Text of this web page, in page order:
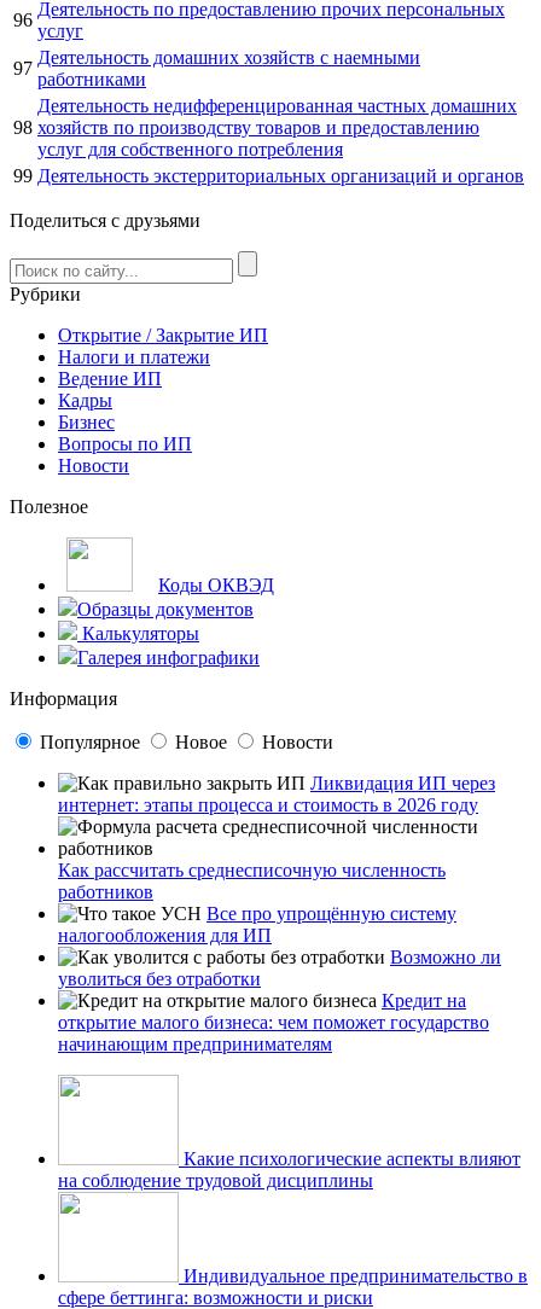
96
Деятельность по предоставлению прочих персональных
услуг
97
Деятельность домашних хозяйств с наемными
работниками
98
Деятельность недифференцированная частных домашних
хозяйств по производству товаров и предоставлению
услуг для собственного потребления
99 Деятельность экстерриториальных организаций и органов
Поделиться с друзьями
Рубрики
Открытие / Закрытие ИП
Налоги и платежи
Ведение ИП
Кадры
Бизнес
Вопросы по ИП
Новости
Полезное
Коды ОКВЭД
Образцы документов
Калькуляторы
Галерея инфографики
Информация
Популярное Новое
Новости
Ликвидация ИП через
интернет: этапы процесса и стоимость в 2026 году
Как рассчитать среднесписочную численность
работников
Все про упрощённую систему
налогообложения для ИП
Возможно ли
уволиться без отработки
Кредит на
открытие малого бизнеса: чем поможет государство
начинающим предпринимателям
Какие психологические аспекты влияют
на соблюдение трудовой дисциплины
Индивидуальное предпринимательство в
сфере беттинга: возможности и риски